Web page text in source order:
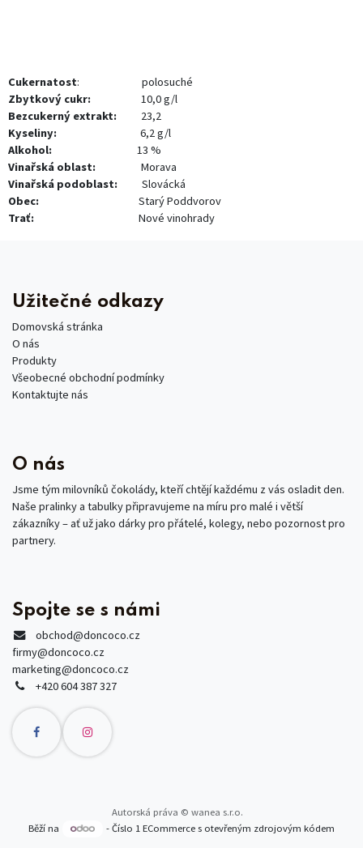
Cukernatost:
​​polosuché
Zbytkový cukr:
​10,0 g/l
Bezcukerný extrakt:
​23,2
Kyseliny:
​​6,2 g/l
Alkohol:
​​13 %
Vinařská oblast:
​Morava
Vinařská podoblast:
​​Slovácká
Obec:
​Starý Poddvorov
Trať:
Nové vinohrady
Užitečné odkazy
Domovská stránka
O nás
Produkty
Všeobecné obchodní podmínky
Kontaktujte nás
O nás
Jsme tým milovníků čokolády, kteří chtějí každému z vás osladit den.
Naše pralinky a tabulky připravujeme na míru pro malé i větší
zákazníky – ať už jako dárky pro přátelé, kolegy, nebo pozornost pro
partnery.
Spojte se s námi
obchod@doncoco.cz
firmy@doncoco.cz
marketing@doncoco.cz
+420 604 387 327
Autorská práva © wanea s.r.o.
Běží na
- Číslo 1 ECommerce s otevřeným zdrojovým kódem